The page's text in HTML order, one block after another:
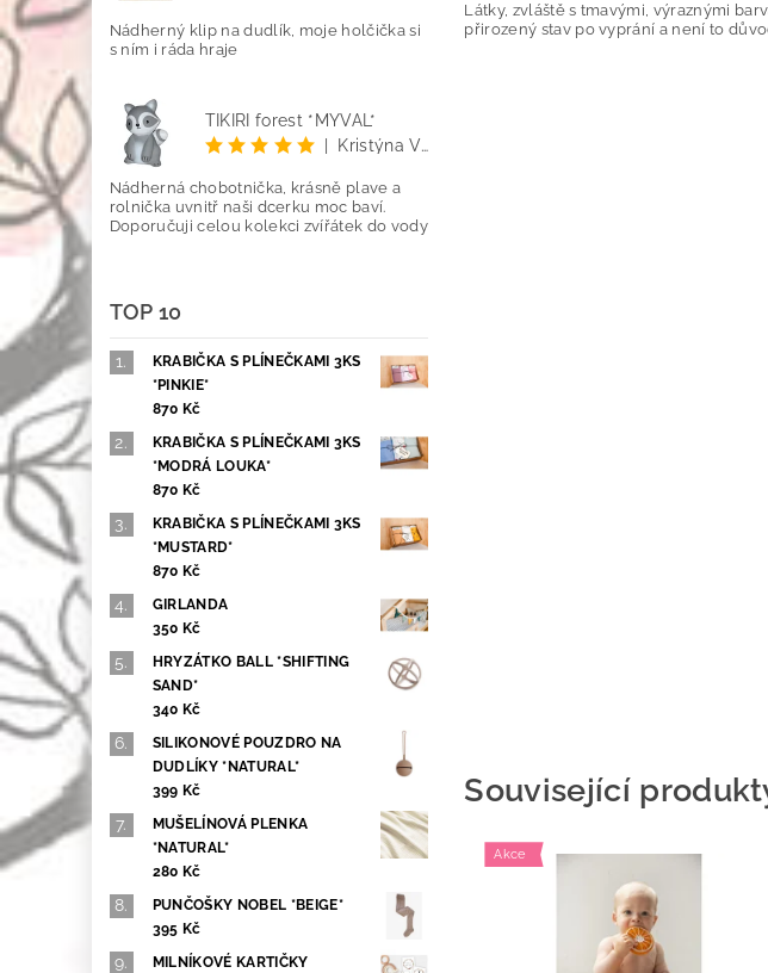
Nádherný klip na dudlík, moje holčička si
s ním i ráda hraje
TIKIRI forest *MÝVAL*
Kristýna Vetyšková
Nádherná chobotnička, krásně plave a
rolnička uvnitř naši dcerku moc baví.
Doporučuji celou kolekci zvířátek do vody
TOP 10
KRABIČKA S PLÍNEČKAMI 3KS
*PINKIE*
870 Kč
KRABIČKA S PLÍNEČKAMI 3KS
*MODRÁ LOUKA*
870 Kč
KRABIČKA S PLÍNEČKAMI 3KS
*MUSTARD*
870 Kč
GIRLANDA
350 Kč
HRYZÁTKO BALL *SHIFTING
SAND*
340 Kč
SILIKONOVÉ POUZDRO NA
DUDLÍKY *NATURAL*
399 Kč
MUŠELÍNOVÁ PLENKA
*NATURAL*
280 Kč
PUNČOŠKY NOBEL *BEIGE*
395 Kč
MILNÍKOVÉ KARTIČKY
Látky, zvláště s tmavými, výraznými
přirozený stav po vyprání a není to
Související
Akce